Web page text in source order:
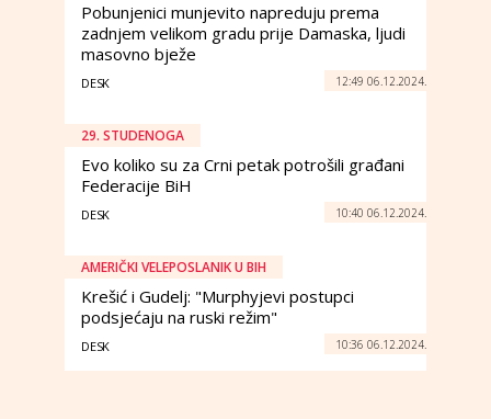
Pobunjenici munjevito napreduju prema
zadnjem velikom gradu prije Damaska, ljudi
masovno bježe
DESK 12:49 06.12.2024.
29. STUDENOGA
Evo koliko su za Crni petak potrošili građani
Federacije BiH
DESK 10:40 06.12.2024.
AMERIČKI VELEPOSLANIK U BIH
Krešić i Gudelj: "Murphyjevi postupci
podsjećaju na ruski režim"
DESK 10:36 06.12.2024.